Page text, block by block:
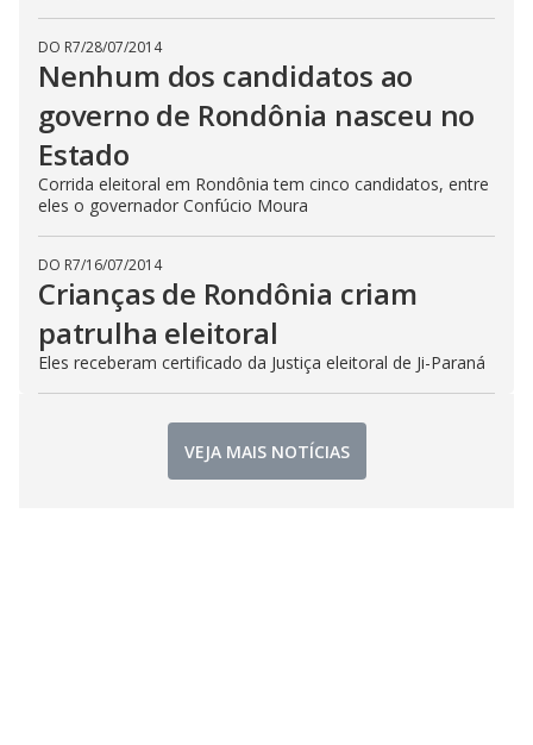
DO R7/28/07/2014
Nenhum dos candidatos ao
governo de Rondônia nasceu no
Estado
Corrida eleitoral em Rondônia tem cinco candidatos, entre
eles o governador Confúcio Moura
DO R7/16/07/2014
Crianças de Rondônia criam
patrulha eleitoral
Eles receberam certificado da Justiça eleitoral de Ji-Paraná
VEJA MAIS NOTÍCIAS